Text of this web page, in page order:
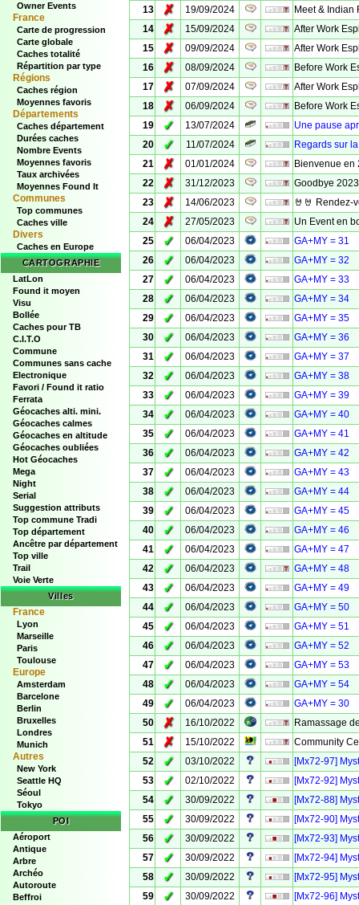
Owner Events
France
Carte de progression
Carte globale
Caches totalité
Répartition par type
Régions
Caches région
Moyennes favoris
Départements
Caches département
Durées caches
Nombre Events
Moyennes favoris
Taux archivées
Moyennes Found It
Communes
Top communes
Caches ville
Divers
Caches en Europe
CARTOGRAPHIE
LatLon
Found it moyen
Visu
Bollée
Caches pour TB
C.I.T.O
Commune
Communes sans cache
Electronique
Favori / Found it ratio
Ferrata
Géocaches alti. mini.
Géocaches calmes
Géocaches en altitude
Géocaches oubliées
Hot Géocaches
Mega
Night
Serial
Suggestion attributs
Top commune Tradi
Top département
Ancêtre par département
Top ville
Trail
Voie Verte
Villes
France
Lyon
Marseille
Paris
Toulouse
Europe
Amsterdam
Barcelone
Berlin
Bruxelles
Londres
Munich
Autres
New York
Seattle HQ
Séoul
Tokyo
POI
Aéroport
Antique
Arbre
Archéo
Autoroute
Beffroi
13
✗ 19/09/2024
Meet & Indian
14
✗ 15/09/2024
After Work
15
✗ 09/09/2024
After Work
16
✗ 08/09/2024
Before Work
17
✗ 07/09/2024
After Work
18
✗ 06/09/2024
Before Work
19
✓ 13/07/2024
Une pause
20
✓ 11/07/2024
Regards sur
21
✗ 01/01/2024
Bienvenue en
22
✗ 31/12/2023
Goodbye 2023
23
✗ 14/06/2023
🤘🤘 Rendez-
24
✗ 27/05/2023
Un Event en
25
✓ 06/04/2023
GA+MY = 31
26
✓ 06/04/2023
GA+MY = 32
27
✓ 06/04/2023
GA+MY = 33
28
✓ 06/04/2023
GA+MY = 34
29
✓ 06/04/2023
GA+MY = 35
30
✓ 06/04/2023
GA+MY = 36
31
✓ 06/04/2023
GA+MY = 37
32
✓ 06/04/2023
GA+MY = 38
33
✓ 06/04/2023
GA+MY = 39
34
✓ 06/04/2023
GA+MY = 40
35
✓ 06/04/2023
GA+MY = 41
36
✓ 06/04/2023
GA+MY = 42
37
✓ 06/04/2023
GA+MY = 43
38
✓ 06/04/2023
GA+MY = 44
39
✓ 06/04/2023
GA+MY = 45
40
✓ 06/04/2023
GA+MY = 46
41
✓ 06/04/2023
GA+MY = 47
42
✓ 06/04/2023
GA+MY = 48
43
✓ 06/04/2023
GA+MY = 49
44
✓ 06/04/2023
GA+MY = 50
45
✓ 06/04/2023
GA+MY = 51
46
✓ 06/04/2023
GA+MY = 52
47
✓ 06/04/2023
GA+MY = 53
48
✓ 06/04/2023
GA+MY = 54
49
✓ 06/04/2023
GA+MY = 30
50
✗ 16/10/2022
Ramassage
51
✗ 15/10/2022
Community
52
✓ 03/10/2022
[Mx72-97]
53
✓ 02/10/2022
[Mx72-92]
54
✓ 30/09/2022
[Mx72-88]
55
✓ 30/09/2022
[Mx72-90]
56
✓ 30/09/2022
[Mx72-93]
57
✓ 30/09/2022
[Mx72-94]
58
✓ 30/09/2022
[Mx72-95]
59
✓ 30/09/2022
[Mx72-96]